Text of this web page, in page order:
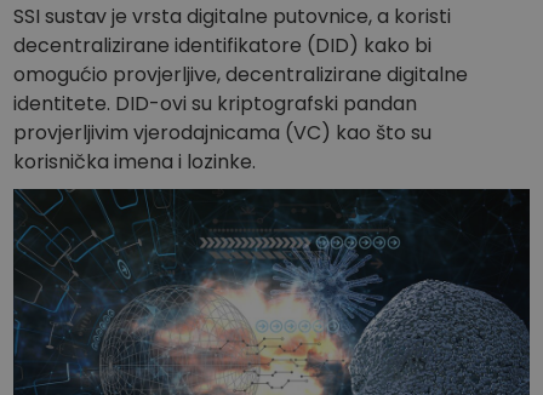
SSI sustav je vrsta digitalne putovnice, a koristi
decentralizirane identifikatore (DID) kako bi
omogućio provjerljive, decentralizirane digitalne
identitete. DID-ovi su kriptografski pandan
provjerljivim vjerodajnicama (VC) kao što su
korisnička imena i lozinke.